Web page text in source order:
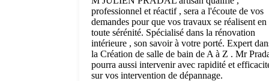
professionnel et réactif , sera a l'écoute de vos
demandes pour que vos travaux se réalisent en
toute sérénité. Spécialisé dans la rénovation
intérieure , son savoir à votre porté. Expert
la Création de salle de bain de A à Z . Mr
pourra aussi intervenir avec rapidité et
sur vos intervention de dépannage.